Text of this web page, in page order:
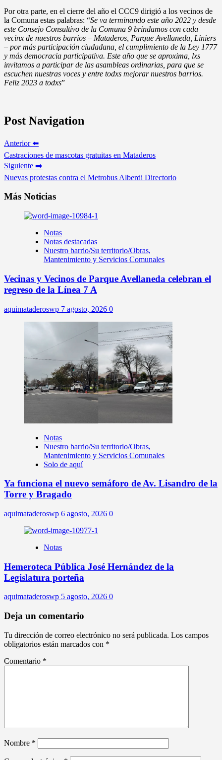
Por otra parte, en el cierre del año el CCC9 dirigió a los vecinos de
la Comuna estas palabras: “Se va terminando este año 2022 y desde
este Consejo Consultivo de la Comuna 9 brindamos con cada
vecinx de nuestros barrios – Mataderos, Parque Avellaneda, Liniers
– por más participación ciudadana, el cumplimiento de la Ley 1777
y más democracia participativa. Este año que se aproxima, lxs
invitamos a participar de las asambleas ordinarias, para que se
escuchen nuestras voces y entre todxs mejorar nuestros barrios.
Feliz 2023 a todxs”
Post Navigation
Anterior ⬅️
Castraciones de mascotas gratuitas en Mataderos
Siguiente ➡️
Nuevas protestas contra el Metrobus Alberdi Directorio
Más Noticias
Notas
Notas destacadas
Nuestro barrio/Su territorio/Obras,
Mantenimiento y Servicios Comunales
Vecinas y Vecinos de Parque Avellaneda celebran el
regreso de la Línea 7 A
aquimataderoswp 7 agosto, 2026 0
Notas
Nuestro barrio/Su territorio/Obras,
Mantenimiento y Servicios Comunales
Solo de aquí
Ya funciona el nuevo semáforo de Av. Lisandro de la
Torre y Bragado
aquimataderoswp 6 agosto, 2026 0
Notas
Hemeroteca Pública José Hernández de la
Legislatura porteña
aquimataderoswp 5 agosto, 2026 0
Deja un comentario
Tu dirección de correo electrónico no será publicada. Los campos
obligatorios están marcados con *
Comentario *
Nombre *